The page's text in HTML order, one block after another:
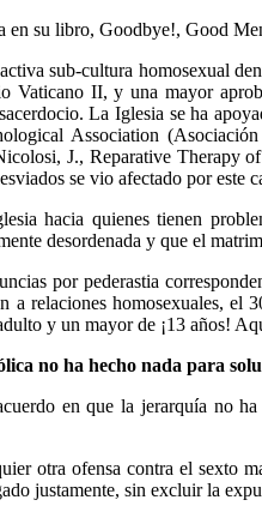
en su libro, Goodbye!, Good
sub-cultura homosexual
Vaticano II, y una mayor
La Iglesia se ha
Association
J., Reparative Therapy
se vio afectado por este
hacia quienes tienen
desordenada y que el
por pederastia
a relaciones homosexuales,
y un mayor de ¡13 años!
no ha hecho nada para
en que la jerarquía no
otra ofensa contra el sexto
justamente, sin excluir la